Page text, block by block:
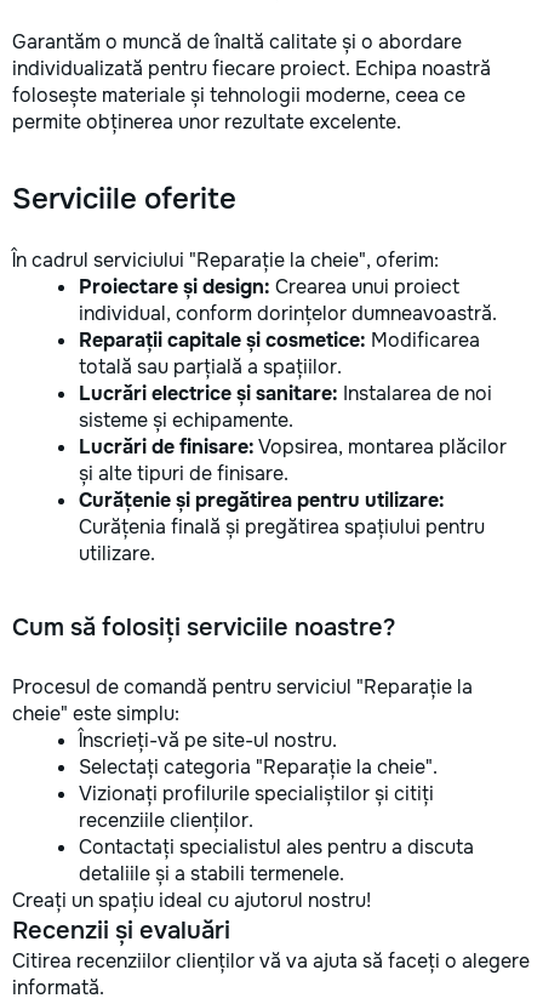
Garantăm o muncă de înaltă calitate și o abordare
individualizată pentru fiecare proiect. Echipa noastră
folosește materiale și tehnologii moderne, ceea ce
permite obținerea unor rezultate excelente.
Serviciile oferite
În cadrul serviciului "Reparație la cheie", oferim:
Proiectare și design: Crearea unui proiect
individual, conform dorințelor dumneavoastră.
Reparații capitale și cosmetice: Modificarea
totală sau parțială a spațiilor.
Lucrări electrice și sanitare: Instalarea de noi
sisteme și echipamente.
Lucrări de finisare:Vopsirea, montarea plăcilor
și alte tipuri de finisare.
Curățenie și pregătirea pentru utilizare:
Curățenia finală și pregătirea spațiului pentru
utilizare.
Cum să folosiți serviciile noastre?
Procesul de comandă pentru serviciul "Reparație la
cheie" este simplu:
Înscrieți-vă pe site-ul nostru.
Selectați categoria "Reparație la cheie".
Vizionați profilurile specialiștilor și citiți
recenziile clienților.
Contactați specialistul ales pentru a discuta
detaliile și a stabili termenele.
Creați un spațiu ideal cu ajutorul nostru!
Recenzii și evaluări
Citirea recenziilor clienților vă va ajuta să faceți o alegere
informată.